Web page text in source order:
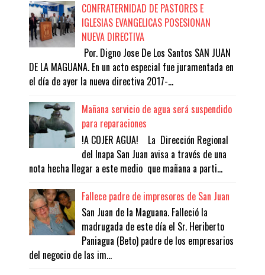
CONFRATERNIDAD DE PASTORES E
IGLESIAS EVANGELICAS POSESIONAN
NUEVA DIRECTIVA
Por. Digno Jose De Los Santos SAN JUAN
DE LA MAGUANA. En un acto especial fue juramentada en
el día de ayer la nueva directiva 2017-...
Mañana servicio de agua será suspendido
para reparaciones
!A COJER AGUA! La Dirección Regional
del Inapa San Juan avisa a través de una
nota hecha llegar a este medio que mañana a parti...
Fallece padre de impresores de San Juan
San Juan de la Maguana. Falleció la
madrugada de este día el Sr. Heriberto
Paniagua (Beto) padre de los empresarios
del negocio de las im...